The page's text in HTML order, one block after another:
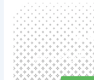
في